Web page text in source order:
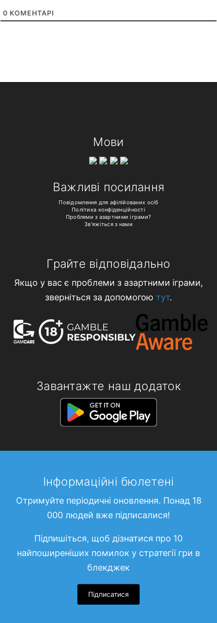
0 КОМЕНТАРІ
Мови
Важливі посилання
Повідомлення для афілійованих осіб
Політика конфіденційності
Проблеми з азартними іграми?
Зв'яжіться з нами
Грайте відповідально
Якщо у вас є проблеми з азартними іграми,
зверніться за допомогою тут.
Завантажте наш додаток
Інформаційні бюлетені
Отримуйте періодичні оновлення. Понад 18
000 людей вже підписалися!
Підпишіться, щоб дізнатися про 10
найпоширеніших помилок у стратегії гри в
блекджек
Підписатися